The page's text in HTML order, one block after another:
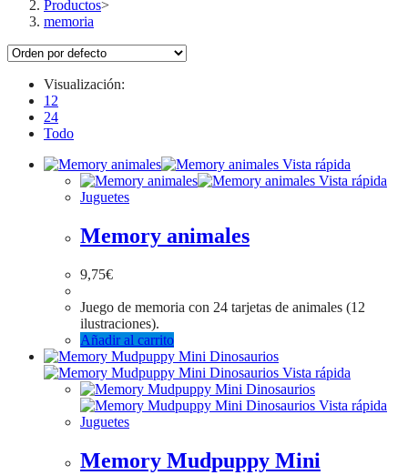
Productos>
memoria
Visualización:
12
24
Todo
Vista rápida
Vista rápida
Juguetes
Memory animales
9,75€
Juego de memoria con 24 tarjetas de animales (12
ilustraciones).
Añadir al carrito
Vista rápida
Vista rápida
Juguetes
Memory Mudpuppy Mini